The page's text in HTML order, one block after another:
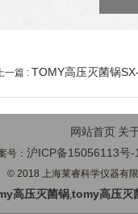
一篇 : TOMY高压灭菌锅
网站首页 关
号：沪ICP备15056113号-
© 2018 上海莱睿科学仪器有
高压灭菌锅,tomy高压灭